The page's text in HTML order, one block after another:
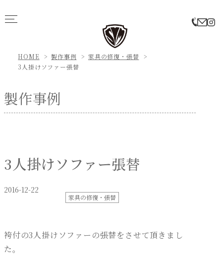
HOME 製作事例
家具の修復・張替
3人掛けソファー張替
製作事例
3人掛けソファー張替
2016-12-22
家具の修復・張替
袴付の3人掛けソファーの張替をさせて頂きまし
た。